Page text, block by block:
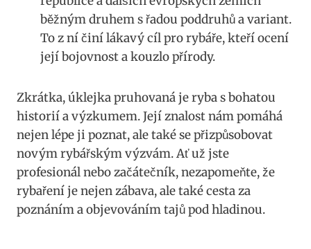
běžným druhem s řadou poddruhů a‌ variant.
To z​ ní činí‌ lákavý cíl pro rybáře,​ kteří‍ ocení
její bojovnost ‌a kouzlo přírody.
Zkrátka, ⁤úklejka pruhovaná je ​ryba ​s bohatou
historií a​ výzkumem. Její znalost nám pomáhá
nejen lépe ji poznat, ale také se přizpůsobovat
⁤novým rybářským výzvám. Ať už jste
profesionál⁢ nebo začátečník, nezapomeňte, že
rybaření je nejen zábava, ale také cesta za
poznáním a‌ objevováním tajů pod⁣ hladinou.